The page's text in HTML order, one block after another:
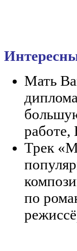
Мать
работе,
Трек
по